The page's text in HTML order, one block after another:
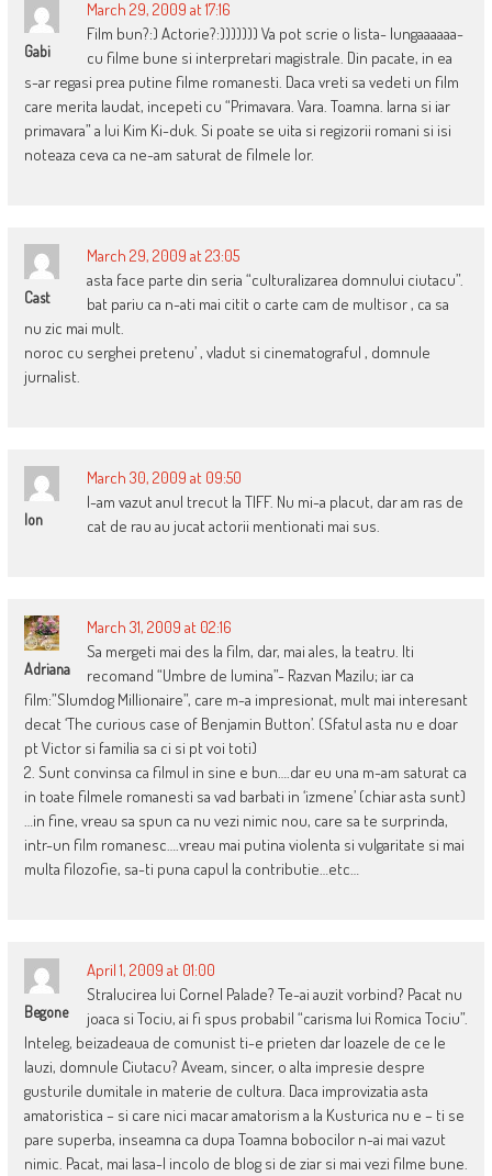
Gabi
March 29, 2009 at 17:16
Film bun?:) Actorie?:))))))) Va pot scrie o lista- lungaaaaaa-
cu filme bune si interpretari magistrale. Din pacate, in ea
s-ar regasi prea putine filme romanesti. Daca vreti sa vedeti un film
care merita laudat, incepeti cu “Primavara. Vara. Toamna. Iarna si iar
primavara” a lui Kim Ki-duk. Si poate se uita si regizorii romani si isi
noteaza ceva ca ne-am saturat de filmele lor.
Cast
March 29, 2009 at 23:05
asta face parte din seria “culturalizarea domnului ciutacu”.
bat pariu ca n-ati mai citit o carte cam de multisor , ca sa
nu zic mai mult.
noroc cu serghei pretenu’ , vladut si cinematograful , domnule
jurnalist.
Ion
March 30, 2009 at 09:50
l-am vazut anul trecut la TIFF. Nu mi-a placut, dar am ras de
cat de rau au jucat actorii mentionati mai sus.
Adriana
March 31, 2009 at 02:16
Sa mergeti mai des la film, dar, mai ales, la teatru. Iti
recomand “Umbre de lumina”- Razvan Mazilu; iar ca
film:”Slumdog Millionaire”, care m-a impresionat, mult mai interesant
decat ‘The curious case of Benjamin Button’. (Sfatul asta nu e doar
pt Victor si familia sa ci si pt voi toti)
2. Sunt convinsa ca filmul in sine e bun….dar eu una m-am saturat ca
in toate filmele romanesti sa vad barbati in ‘izmene’ (chiar asta sunt)
…in fine, vreau sa spun ca nu vezi nimic nou, care sa te surprinda,
intr-un film romanesc….vreau mai putina violenta si vulgaritate si mai
multa filozofie, sa-ti puna capul la contributie…etc…
Begone
April 1, 2009 at 01:00
Stralucirea lui Cornel Palade? Te-ai auzit vorbind? Pacat nu
joaca si Tociu, ai fi spus probabil “carisma lui Romica Tociu”.
Inteleg, beizadeaua de comunist ti-e prieten dar loazele de ce le
lauzi, domnule Ciutacu? Aveam, sincer, o alta impresie despre
gusturile dumitale in materie de cultura. Daca improvizatia asta
amatoristica – si care nici macar amatorism a la Kusturica nu e – ti se
pare superba, inseamna ca dupa Toamna bobocilor n-ai mai vazut
nimic. Pacat, mai lasa-l incolo de blog si de ziar si mai vezi filme bune.